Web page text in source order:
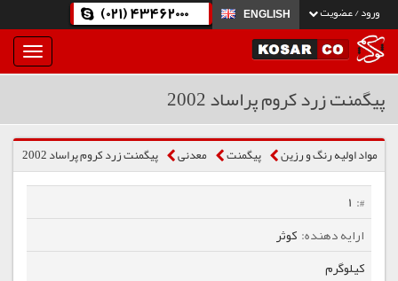
ورود / عضویت ENGLISH
(021) 43462000
بار
و
پیگمنت زرد كروم پراساد 2002
مواد اولیه رنگ و رزین پیگمنت معدنی پیگمنت زرد كروم پراساد 2002
1
کوثر
کیلوگرم